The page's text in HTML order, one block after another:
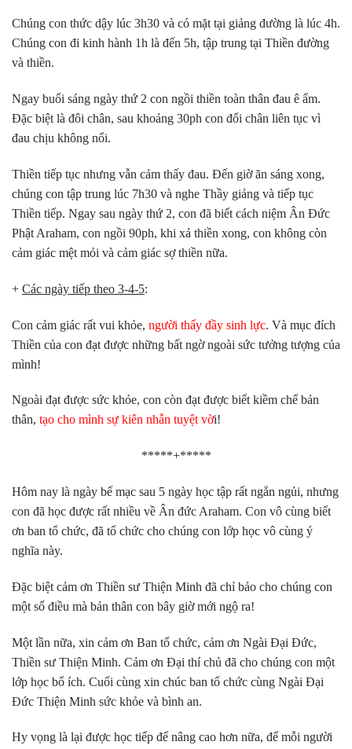
Chúng con thức dậy lúc 3h30 và có mặt tại giảng đường là lúc 4h.
Chúng con đi kinh hành 1h là đến 5h, tập trung tại Thiền đường
và thiền.
Ngay buổi sáng ngày thứ 2 con ngồi thiền toàn thân đau ê ẩm.
Đặc biệt là đôi chân, sau khoảng 30ph con đổi chân liên tục vì
đau chịu không nổi.
Thiền tiếp tục nhưng vẫn cảm thấy đau. Đến giờ ăn sáng xong,
chúng con tập trung lúc 7h30 và nghe Thầy giảng và tiếp tục
Thiền tiếp. Ngay sau ngày thứ 2, con đã biết cách niệm Ân Đức
Phật Araham, con ngồi 90ph, khi xả thiền xong, con không còn
cảm giác mệt mỏi và cảm giác sợ thiền nữa.
+ Các ngày tiếp theo 3-4-5:
Con cảm giác rất vui khỏe, người thấy đầy sinh lực. Và mục đích
Thiền của con đạt được những bất ngờ ngoài sức tưởng tượng của
mình!
Ngoài đạt được sức khỏe, con còn đạt được biết kiềm chế bản
thân, tạo cho mình sự kiên nhẫn tuyệt vời!
*****+*****
Hôm nay là ngày bế mạc sau 5 ngày học tập rất ngắn ngủi, nhưng
con đã học được rất nhiều về Ân đức Araham. Con vô cùng biết
ơn ban tổ chức, đã tổ chức cho chúng con lớp học vô cùng ý
nghĩa này.
Đặc biệt cảm ơn Thiền sư Thiện Minh đã chỉ bảo cho chúng con
một số điều mà bản thân con bây giờ mới ngộ ra!
Một lần nữa, xin cảm ơn Ban tổ chức, cảm ơn Ngài Đại Đức,
Thiền sư Thiện Minh. Cảm ơn Đại thí chủ đã cho chúng con một
lớp học bổ ích. Cuối cùng xin chúc ban tổ chức cùng Ngài Đại
Đức Thiện Minh sức khỏe và bình an.
Hy vọng là lại được học tiếp để nâng cao hơn nữa, để mỗi người